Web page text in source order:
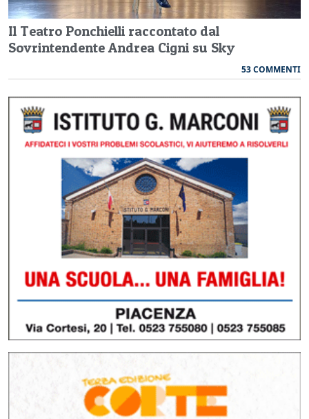
Il Teatro Ponchielli raccontato dal
Sovrintendente Andrea Cigni su Sky
53 COMMENTI